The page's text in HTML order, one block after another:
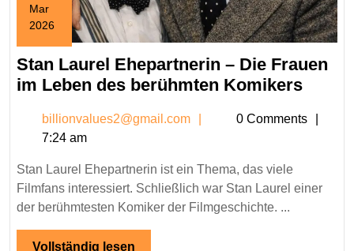
Mar
2026
4,
2026
Stan Laurel Ehepartnerin – Die Frauen
im Leben des berühmten KomikersStan
billionvalues2@gmail.com
0 Comments
7:24 am
Stan Laurel Ehepartnerin ist ein Thema, das viele
Filmfans interessiert. Schließlich war Stan Laurel einer
der berühmtesten Komiker der Filmgeschichte. ...
Vollständig lesen